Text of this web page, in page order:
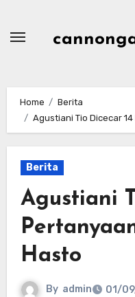
Home
Berita
Agustiani Tio Dicecar
Berita
Agustiani
Hasto
By admin
01/